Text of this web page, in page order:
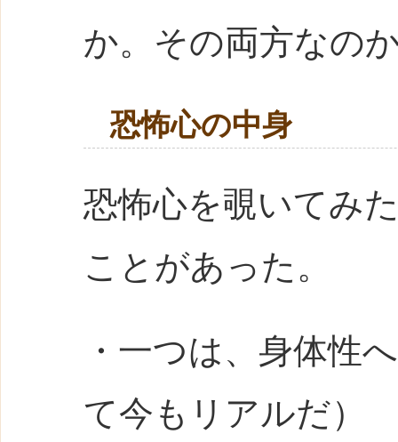
か。その両方なの
恐怖心の中身
恐怖心を覗いてみ
ことがあった。
・一つは、身体性
て今もリアルだ）